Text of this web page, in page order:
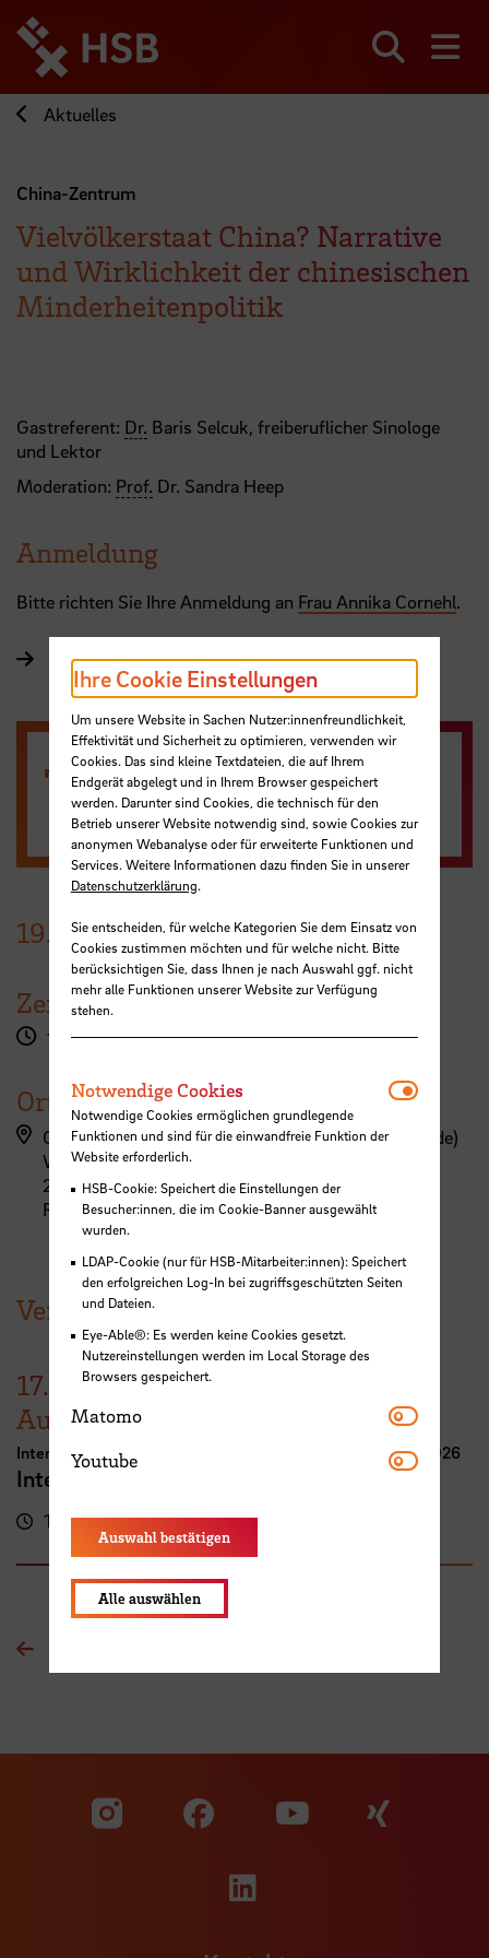
zum
Seiteninhalt
springen
Aktuelles
China-Zentrum
Vielvölkerstaat China? Narrative
und Wirklichkeit der chinesischen
Minderheitenpolitik
Gastreferent: Dr. Baris Selcuk, freiberuflicher Sinologe
und Lektor
Moderation: Prof. Dr. Sandra Heep
Anmeldung
Bitte richten Sie Ihre Anmeldung an Frau Annika Cornehl.
Zum China-Zentrum
Termin entfällt!
19. Januar2023
Zeit
18:00 - 19:30 Uhr
Ort
Campus Werderstraße, Werderstraße (EW-Gebäude)
Werderstraße 73
28199 Bremen
Raum 205
Veranstaltung der HSB
17.
August
International Week Computer Science and Digital Media 2026
International FutureNow! Symposium
16:00 - 17:30 Uhr Kassenhalle
Zu unserer Facebook
Zu
Zu unserer
Ihre Cookie Einstellungen
Um unsere Website in Sachen Nutzer:innenfreundlichkeit,
Effektivität und Sicherheit zu optimieren, verwenden wir
Cookies. Das sind kleine Textdateien, die auf Ihrem
Endgerät abgelegt und in Ihrem Browser gespeichert
werden. Darunter sind Cookies, die technisch für den
Betrieb unserer Website notwendig sind, sowie Cookies zur
anonymen Webanalyse oder für erweiterte Funktionen und
Services. Weitere Informationen dazu finden Sie in unserer
Datenschutzerklärung.
Sie entscheiden, für welche Kategorien Sie dem Einsatz von
Cookies zustimmen möchten und für welche nicht. Bitte
berücksichtigen Sie, dass Ihnen je nach Auswahl ggf. nicht
mehr alle Funktionen unserer Website zur Verfügung
stehen.
Notwendige Cookies
Notwendige Cookies ermöglichen grundlegende
Funktionen und sind für die einwandfreie Funktion der
Website erforderlich.
HSB-Cookie: Speichert die Einstellungen der
Besucher:innen, die im Cookie-Banner ausgewählt
wurden.
LDAP-Cookie (nur für HSB-Mitarbeiter:innen): Speichert
den erfolgreichen Log-In bei zugriffsgeschützten Seiten
und Dateien.
Eye-Able®: Es werden keine Cookies gesetzt.
Nutzereinstellungen werden im Local Storage des
Browsers gespeichert.
Matomo Matomo
Youtube Youtube
Auswahl bestätigen
Alle auswählen